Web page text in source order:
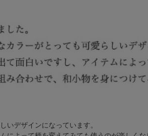
いデザインになっています。